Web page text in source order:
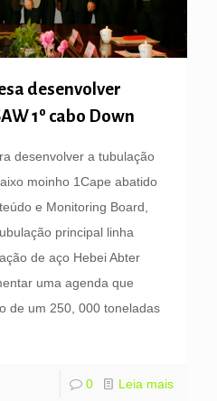
desenvolver
1º cabo Down
desenvolver a tubulação
moinho 1Cape abatido
e Monitoring Board,
principal linha
de aço Hebei Abter
uma agenda que
de um 250, 000 toneladas
0 Leia mais